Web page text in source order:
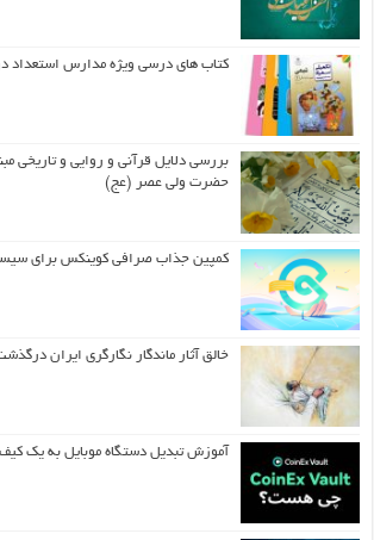
کتاب های درسی ویژه مدارس استعداد
بررسی دلایل قرآنی و روایی و تاریخی
حضرت ولی عصر (عج)
کمپین جذاب صرافی کوینکس برای
خالق آثار ماندگار نگارگری ایران
آموزش تبدیل دستگاه موبایل به یک